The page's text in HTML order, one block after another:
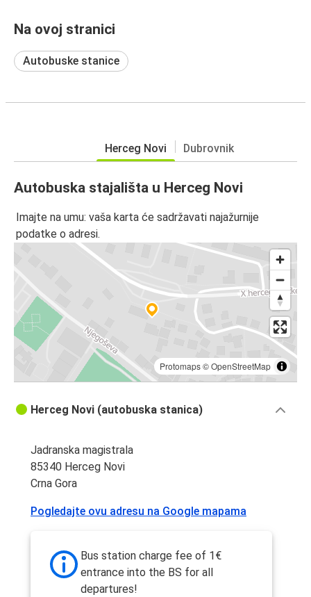
Na ovoj stranici
Autobuske stanice
Herceg Novi Dubrovnik
Autobuska stajališta u Herceg Novi
Imajte na umu: vaša karta će sadržavati najažurnije
podatke o adresi.
Protomaps©OpenStreetMap
Herceg Novi (autobuska stanica)
Jadranska magistrala
85340 Herceg Novi
Crna Gora
Pogledajte ovu adresu na Google mapama
Bus station charge fee of 1€
entrance into the BS for all
departures!